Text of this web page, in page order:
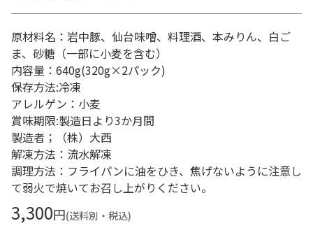
原材料名：岩中豚、仙台味噌、料理酒、本みりん、白ご
ま、砂糖（一部に小麦を含む）
内容量：640g(320g×2パック)
保存方法:冷凍
アレルゲン：小麦
賞味期限:製造日より3か月間
製造者；（株）大西
解凍方法：流水解凍
調理方法：フライパンに油をひき、焦げないように注意し
て弱火で焼いてお召し上がりください。
3,300円(送料別・税込)